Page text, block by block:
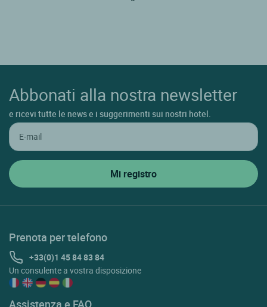
Abbonati alla nostra newsletter
e ricevi tutte le news e i suggerimenti sui nostri hotel.
Prenota per telefono
+33(0)1 45 84 83 84
Un consulente a vostra disposizione
Assistenza e FAQ